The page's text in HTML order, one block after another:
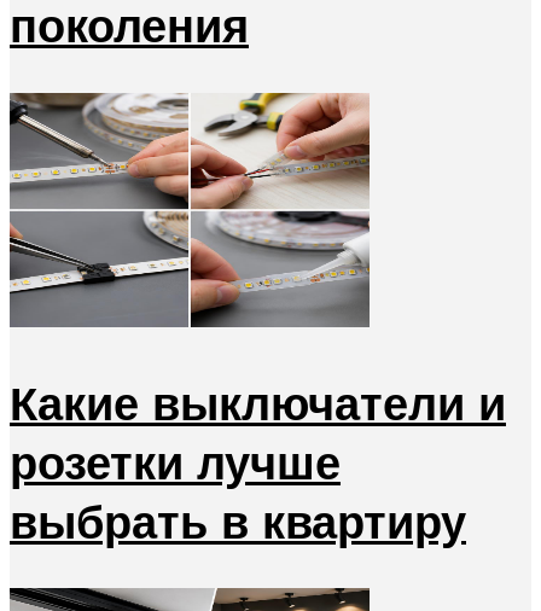
поколения
Какие выключатели и
розетки лучше
выбрать в квартиру